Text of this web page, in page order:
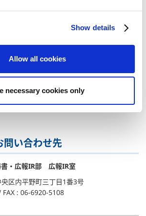
Show details
Allow all cookies
necessary cookies only
230 224
2.6%
47.1%
ては、主なものはゲームガイドブック等の
ッズなどの物品販売で、売上高は4億76百万
減）、営業利益2億24百万円（前年同期比
。
問い合わせ先
書・広報IR部 広報IR室
区内平野町三丁目1番3号
: 06-6920-5108